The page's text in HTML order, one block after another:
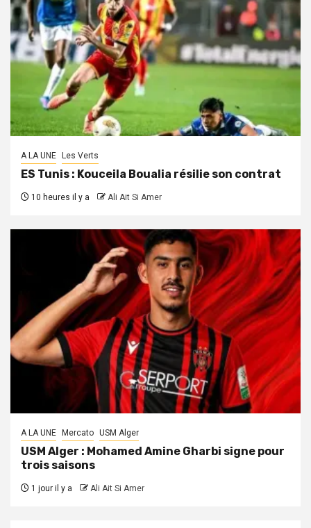
A LA UNE Les Verts
ES Tunis : Kouceila Boualia résilie son contrat
10 heures il y a Ali Ait Si Amer
A LA UNE Mercato USM Alger
USM Alger : Mohamed Amine Gharbi signe pour
trois saisons
1 jour il y a Ali Ait Si Amer